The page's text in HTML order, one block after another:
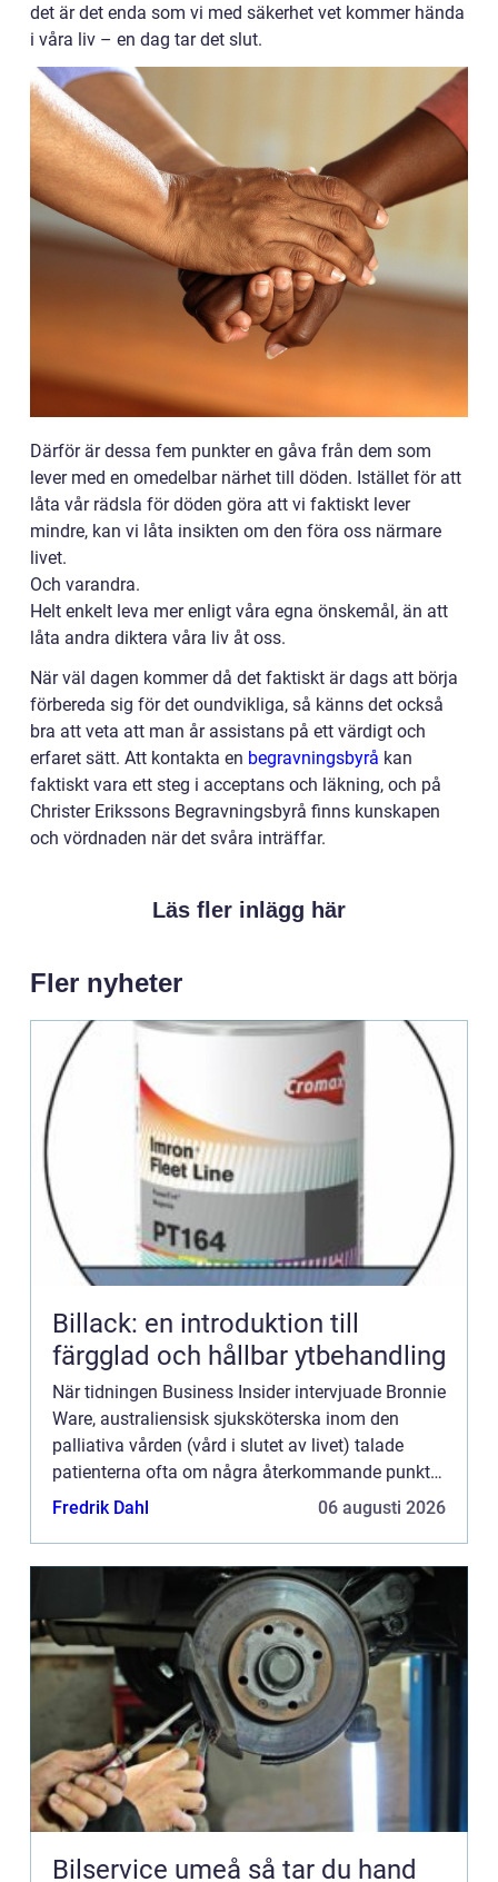
det är det enda som vi med säkerhet vet kommer hända
i våra liv – en dag tar det slut.
Därför är dessa fem punkter en gåva från dem som
lever med en omedelbar närhet till döden. Istället för att
låta vår rädsla för döden göra att vi faktiskt lever
mindre, kan vi låta insikten om den föra oss närmare
livet.
Och varandra.
Helt enkelt leva mer enligt våra egna önskemål, än att
låta andra diktera våra liv åt oss.
När väl dagen kommer då det faktiskt är dags att börja
förbereda sig för det oundvikliga, så känns det också
bra att veta att man år assistans på ett värdigt och
erfaret sätt. Att kontakta en begravningsbyrå kan
faktiskt vara ett steg i acceptans och läkning, och på
Christer Erikssons Begravningsbyrå finns kunskapen
och vördnaden när det svåra inträffar.
Läs fler inlägg här
Fler nyheter
Billack: en introduktion till
färgglad och hållbar ytbehandling
När tidningen Business Insider intervjuade Bronnie
Ware, australiensisk sjuksköterska inom den
palliativa vården (vård i slutet av livet) talade
patienterna ofta om några återkommande punkter
som de skulle göra ...
Fredrik Dahl 06 augusti 2026
Bilservice umeå så tar du hand